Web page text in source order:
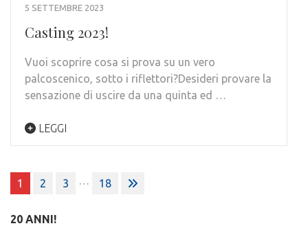
5 SETTEMBRE 2023
Casting 2023!
Vuoi scoprire cosa si prova su un vero
palcoscenico, sotto i riflettori?Desideri provare la
sensazione di uscire da una quinta ed …
LEGGI
Paginazione
degli
articoli
1 2 3 … 18
20 ANNI!